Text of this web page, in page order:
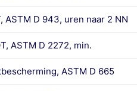
ASTM D 943, uren naar 2 NN
ASTM D 2272, min.
ASTM D 665